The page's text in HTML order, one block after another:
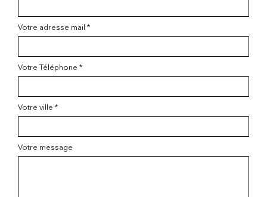
Votre adresse mail *
Votre Téléphone *
Votre ville *
Votre message